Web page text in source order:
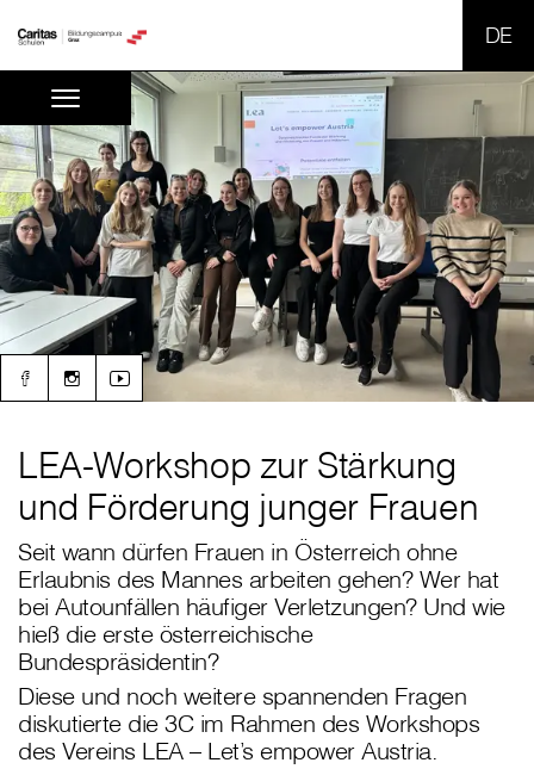
LEA-Workshop zur Stärkung
und Förderung junger Frauen
Seit wann dürfen Frauen in Österreich ohne
Erlaubnis des Mannes arbeiten gehen? Wer hat
bei Autounfällen häufiger Verletzungen? Und wie
hieß die erste österreichische
Bundespräsidentin?
Diese und noch weitere spannenden Fragen
diskutierte die 3C im Rahmen des Workshops
des Vereins LEA – Let’s empower Austria.